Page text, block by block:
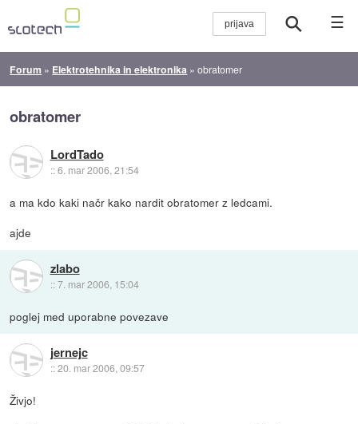
☰
Forum » Elektrotehnika in elektronika »obratomer
obratomer
LordTado
::6. mar 2006, 21:54
a ma kdo kaki načr kako nardit obratomer z ledcami.
ajde
zlabo
::7. mar 2006, 15:04
poglej med uporabne povezave
jernejc
::20. mar 2006, 09:57
Živjo!